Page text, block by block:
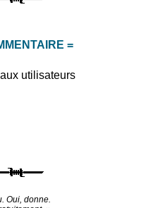
=
utilisateurs
Oui, donne.